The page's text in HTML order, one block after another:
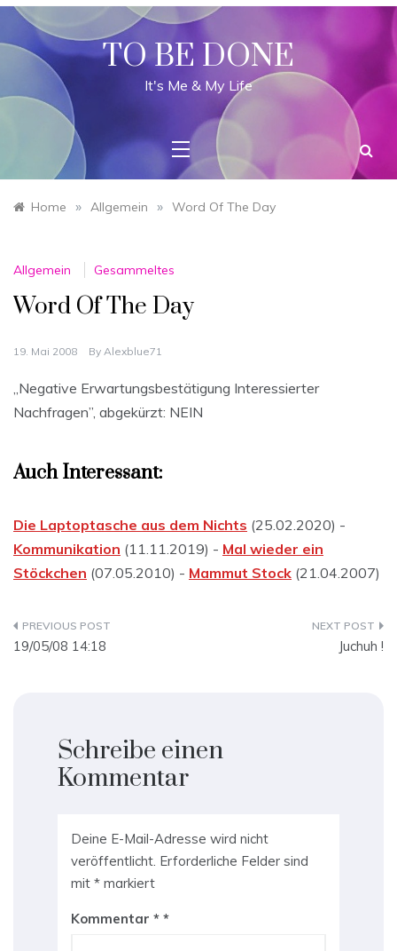
Skip
content
TO BE DONE
It's Me & My Life
Home » Allgemein » Word Of The Day
Allgemein Gesammeltes
Word Of The Day
19. Mai 2008 By Alexblue71
„Negative Erwartungsbestätigung Interessierter
Nachfragen”, abgekürzt: NEIN
Auch Interessant:
Die Laptoptasche aus dem Nichts (25.02.2020) -
Kommunikation (11.11.2019) - Mal wieder ein
Stöckchen (07.05.2010) - Mammut Stock (21.04.2007)
Beitragsnavigation
19/05/08 14:18 Juchuh !
Schreibe einen
Kommentar
Deine E-Mail-Adresse wird nicht
veröffentlicht. Erforderliche Felder sind
mit * markiert
Kommentar *